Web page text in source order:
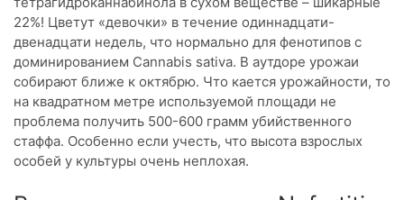
22%! Цветут «девочки» в течение одиннадцати-
двенадцати недель, что нормально для фенотипов с
доминированием Cannabis sativa. В аутдоре урожаи
собирают ближе к октябрю. Что кается урожайности, то
на квадратном метре используемой площади не
проблема получить 500-600 грамм убийственного
стаффа. Особенно если учесть, что высота взрослых
особей у культуры очень неплохая.